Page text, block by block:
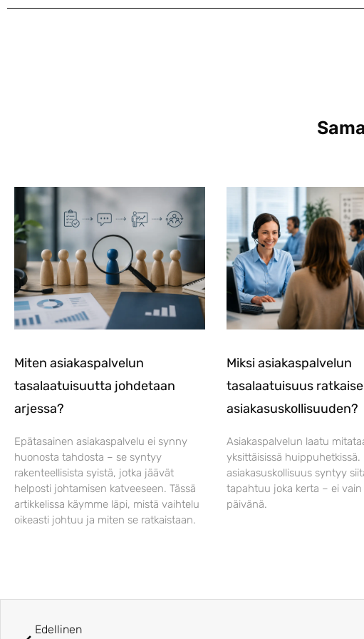
Miten asiakaspalvelun
tasalaatuisuutta johdetaan
arjessa?
Epätasainen asiakaspalvelu ei synny
huonosta tahdosta – se syntyy
rakenteellisista syistä, jotka jäävät
helposti johtamisen katveeseen. Tässä
artikkelissa käymme läpi, mistä vaihtelu
oikeasti johtuu ja miten se ratkaistaan.
Miksi asiakaspalvelun
tasalaatuisuus
asiakasuskollisuuden?
Asiakaspalvelun laatu
yksittäisissä huippuhetkissä.
asiakasuskollisuus syntyy
tapahtuu joka kerta – ei
päivänä.
Edellinen